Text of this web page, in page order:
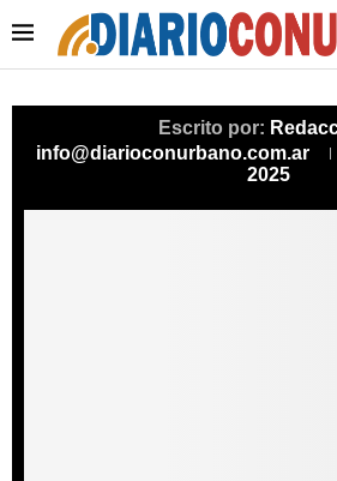
Escrito por:
info@diarioconurbano.com.ar
2025